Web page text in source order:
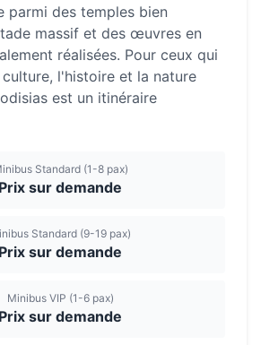
parmi des temples bien
massif et des œuvres en
réalisées. Pour ceux qui
l'histoire et la nature
est un itinéraire
Standard (1-8 pax)
Prix sur demande
Standard (9-19 pax)
Prix sur demande
Minibus VIP (1-6 pax)
Prix sur demande